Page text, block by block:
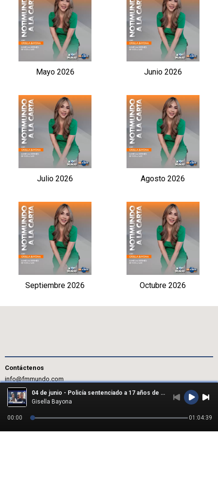
Mayo 2026 Junio 2026
Julio 2026 Agosto 2026
Septiembre 2026 Octubre 2026
04 de junio - Policía sentenciado a 17 años de prisión por muerte de un delincuente
Gisella Bayona
00:00 01:04:39
Contáctenos
info@fmmundo.com
© 2026 - Notimundo / Todos los derechos reservados.